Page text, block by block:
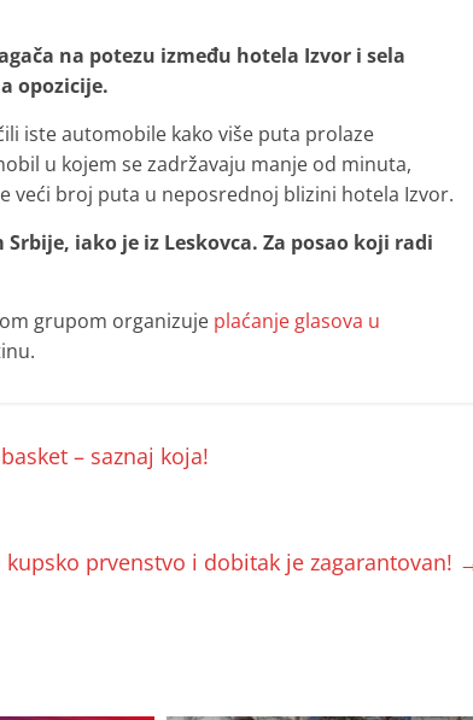
na potezu između hotela Izvor i sela
opozicije.
iste automobile kako više puta prolaze
u kojem se zadržavaju manje od minuta,
veći broj puta u neposrednoj blizini hotela Izvor.
iako je iz Leskovca. Za posao koji radi
grupom organizuje plaćanje glasova u
– saznaj koja!
prvenstvo i dobitak je zagarantovan!